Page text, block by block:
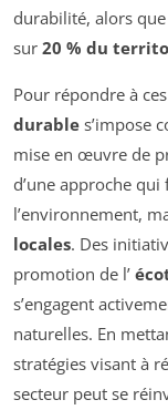
durabilité, alors que
sur 20 % du
Pour répondre à
durable s’impose
mise en œuvre de
d’une approche
l’environnement,
locales. Des
promotion de l’
s’engagent
naturelles. En
stratégies visant à
secteur peut se